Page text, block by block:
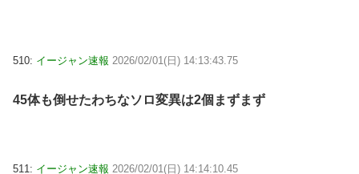
510: イージャン速報 2026/02/01(日) 14:13:43.75
45体も倒せたわちなソロ変異は2個まずまず
511: イージャン速報 2026/02/01(日) 14:14:10.45